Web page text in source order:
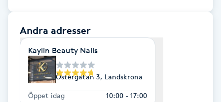
Hatha Yoga
Headspa
Healing
Herrklippning
Andra adresser
Kaylin Beauty Nails
Östergatan 3, Landskrona
Öppet idag 10:00 - 17:00